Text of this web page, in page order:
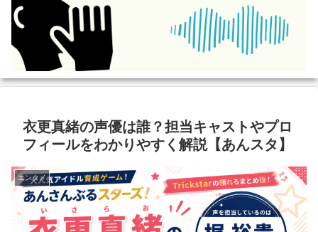
衣更真緒の声優は誰？担当キャストやプロ
フィールをわかりやすく解説【あんスタ】
エンタメ